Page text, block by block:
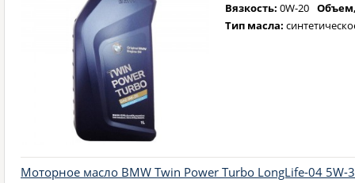
Вязкость: 0W-20
Тип масла:
Моторное масло BMW Twin Power Turbo LongLife-04 5W-